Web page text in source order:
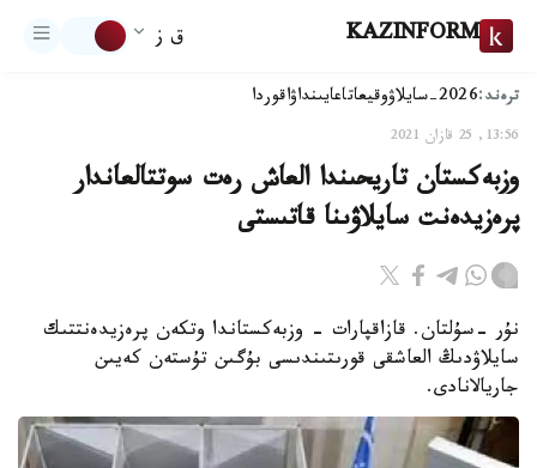
KAZINFORM ق ز
ترەند:2026-سايلاۋ وقيعاتاعايىنداۋاقوردا
13:56, 25 قازان 2021
وزبەكستان تاريحىندا العاش رەت سوتتالعاندار
پرەزيدەنت سايلاۋىنا قاتىستى
نۇر -سۇلتان. قازاقپارات - وزبەكستاندا وتكەن پرەزيدەنتتىك
سايلاۋدىڭ العاشقى قورىتىندىسى بۇگىن تۇستەن كەيىن
جاريالانادى.